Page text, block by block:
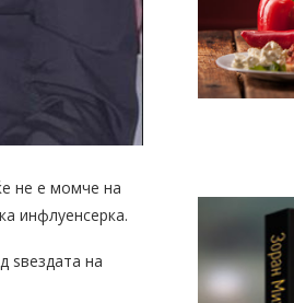
не е момче на
инфлуенсерка.
ѕвездата на